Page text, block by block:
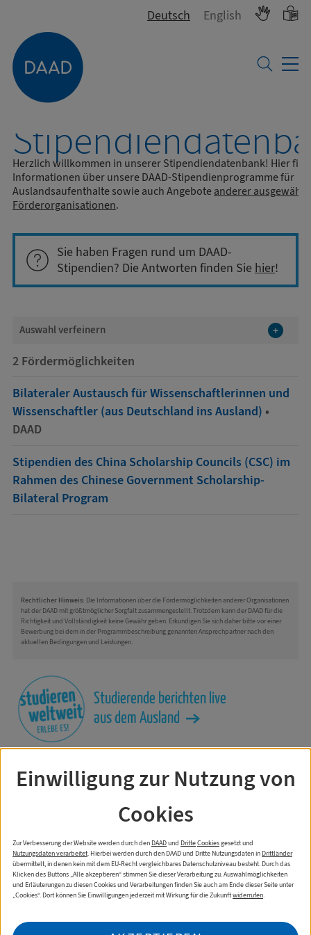
Einwilligung zur Nutzung von
Cookies
Zur Verbesserung der Website werden durch den DAADund DritteCookiesgesetzt und
Nutzungsdaten verarbeitet. Hierbei werden durch den DAAD und Dritte Nutzungsdaten in Drittländer
übermittelt, in denen kein mit dem EU-Recht vergleichbares Datenschutzniveau besteht. Durch das
Klicken des Buttons „Alle akzeptieren“ stimmen Sie dieser Verarbeitung zu. Auswahlmöglichkeiten
und Erläuterungen zu diesen Cookies und Verarbeitungen finden Sie auch am Ende dieser Seite unter
„Cookies“. Dort können Sie Einwilligungen jederzeit mit Wirkung für die Zukunftwiderrufen.
Deutsch English
Herzlich willkommen in unserer Stipendiendatenbank! Hier
Informationen über unsere DAAD-Stipendienprogramme für
Auslandsaufenthalte sowie auch Angebote anderer
Förderorganisationen.
Sie haben Fragen rund um DAAD-
Stipendien? Die Antworten finden Sie hier!
Auswahl verfeinern +
2 Fördermöglichkeiten
Bilateraler Austausch für Wissenschaftlerinnen und
Wissenschaftler (aus Deutschland ins Ausland) •
DAAD
Stipendien des China Scholarship Councils (CSC) im
Rahmen des Chinese Government Scholarship-
Bilateral Program
Rechtlicher Hinweis: Die Informationen über die Fördermöglichkeiten anderer Organisationen
hat der DAAD mit größtmöglicher Sorgfalt zusammengestellt. Trotzdem kann der DAAD für die
Richtigkeit und Vollständigkeit keine Gewähr geben. Erkundigen Sie sich daher bitte vor einer
Bewerbung bei dem in der Programmbeschreibung genannten Ansprechpartner nach den
aktuellen Bedingungen und Leistungen.
Studierende berichten live
aus dem Ausland